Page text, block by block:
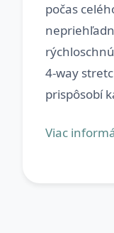
počas
4-way